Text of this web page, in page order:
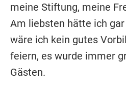
meine Stiftung, meine
Am liebsten hätte ich
wäre ich kein gutes
feiern, es wurde immer
Gästen.